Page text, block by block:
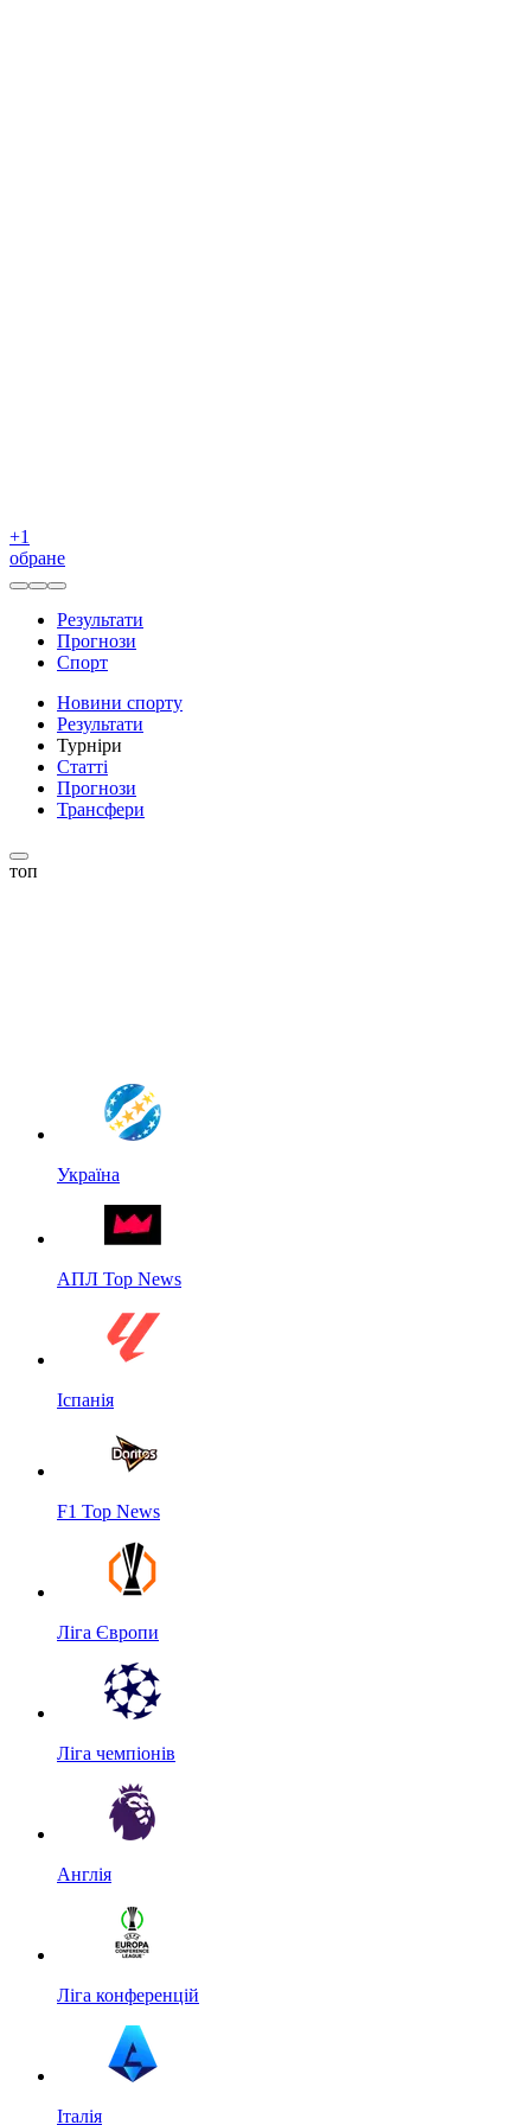
+1
обране
Результати
Прогнози
Спорт
Новини спорту
Результати
Турніри
Статті
Прогнози
Трансфери
топ
Україна
АПЛ Top News
Іспанія
F1 Top News
Ліга Європи
Ліга чемпіонів
Англія
Ліга конференцій
Італія